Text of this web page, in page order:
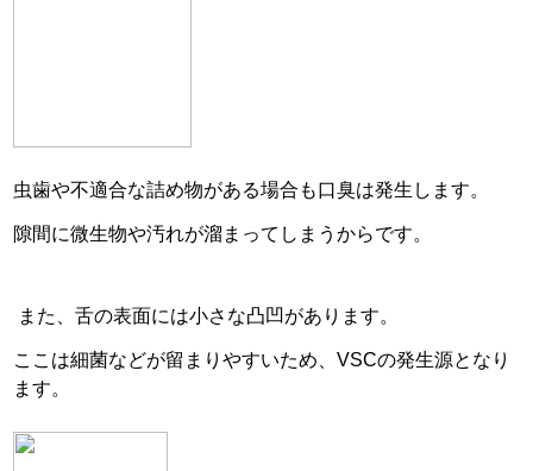
虫歯や不適合な詰め物がある場合も口臭は発生します。
隙間に微生物や汚れが溜まってしまうからです。
また、舌の表面には小さな凸凹があります。
ここは細菌などが留まりやすいため、VSCの発生源と なり
ます。